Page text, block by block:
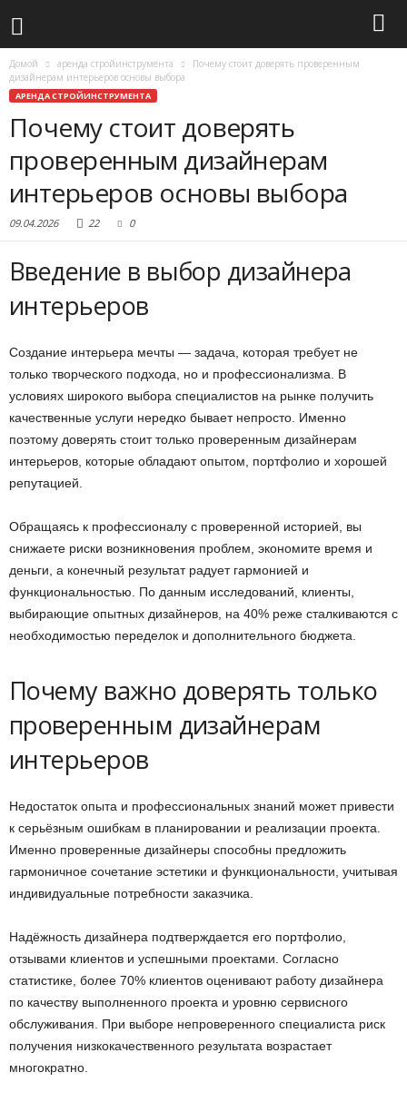
Домой аренда стройинструмента
Почему стоит доверять проверенным
дизайнерам интерьеров основы выбора
АРЕНДА СТРОЙИНСТРУМЕНТА
Почему стоит доверять
проверенным дизайнерам
интерьеров основы выбора
09.04.2026 22 0
Введение в выбор дизайнера
интерьеров
Создание интерьера мечты — задача, которая требует не
только творческого подхода, но и профессионализма. В
условиях широкого выбора специалистов на рынке получить
качественные услуги нередко бывает непросто. Именно
поэтому доверять стоит только проверенным дизайнерам
интерьеров, которые обладают опытом, портфолио и хорошей
репутацией.
Обращаясь к профессионалу с проверенной историей, вы
снижаете риски возникновения проблем, экономите время и
деньги, а конечный результат радует гармонией и
функциональностью. По данным исследований, клиенты,
выбирающие опытных дизайнеров, на 40% реже сталкиваются с
необходимостью переделок и дополнительного бюджета.
Почему важно доверять только
проверенным дизайнерам
интерьеров
Недостаток опыта и профессиональных знаний может привести
к серьёзным ошибкам в планировании и реализации проекта.
Именно проверенные дизайнеры способны предложить
гармоничное сочетание эстетики и функциональности, учитывая
индивидуальные потребности заказчика.
Надёжность дизайнера подтверждается его портфолио,
отзывами клиентов и успешными проектами. Согласно
статистике, более 70% клиентов оценивают работу дизайнера
по качеству выполненного проекта и уровню сервисного
обслуживания. При выборе непроверенного специалиста риск
получения низкокачественного результата возрастает
многократно.